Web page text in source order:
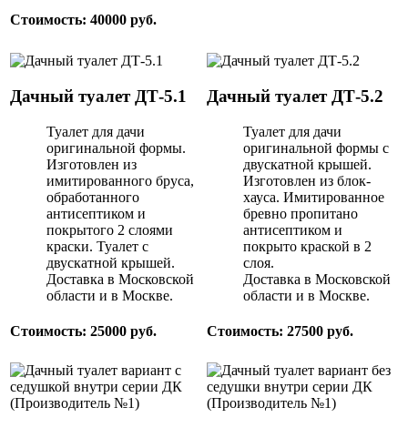
Стоимость: 40000 руб.
Дачный туалет ДТ-5.1
Туалет для дачи
оригинальной формы.
Изготовлен из
имитированного бруса,
обработанного
антисептиком и
покрытого 2 слоями
краски. Туалет с
двускатной крышей.
Доставка в Московской
области и в Москве.
Стоимость: 25000 руб.
Дачный туалет ДТ-5.2
Туалет для дачи
оригинальной формы с
двускатной крышей.
Изготовлен из блок-
хауса. Имитированное
бревно пропитано
антисептиком и
покрыто краской в 2
слоя.
Доставка в Московской
области и в Москве.
Стоимость: 27500 руб.